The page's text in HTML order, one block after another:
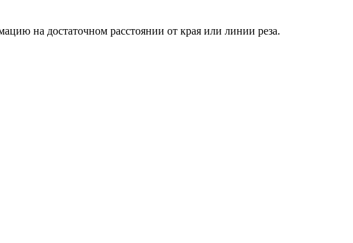
на достаточном расстоянии от края или линии реза.